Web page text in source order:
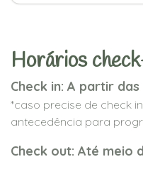
Horários
Check in: A partir das
*caso precise de check
antecedência para
Check out: Até meio